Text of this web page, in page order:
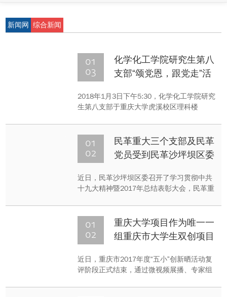
新闻网
综合新闻
01
03
化学化工学院研究生第八
支部“颂党恩，跟党走”活
2018年1月3日下午5:30，化学化工学院研究
生第八支部于重庆大学虎溪校区理科楼
担任主持人，共分为四个部分，分别为回忆
党史、缅怀革命烈士、听红歌猜歌名、党史
01
02
民革重大三个支部及民革
党员受到民革沙坪坝区委
近日，民革沙坪坝区委召开了学习贯彻中共
十九大精神暨2017年总结表彰大会，民革重
01
02
重庆大学项目作为唯一一
组重庆市大学生双创项目
小”创新晒活动总决赛
近日，重庆市2017年度“五小”创新晒活动复
评阶段正式结束，通过微视频展播、专家组